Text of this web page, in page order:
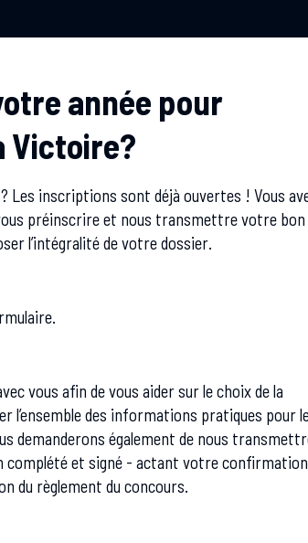
année pour
Victoire?
Les inscriptions sont déjà ouvertes ! Vous
préinscrire et nous transmettre votre bon
l’intégralité de votre dossier.
vous afin de vous aider sur le choix de la
l’ensemble des informations pratiques pour
demanderons également de nous
et signé - actant votre
du règlement du concours.